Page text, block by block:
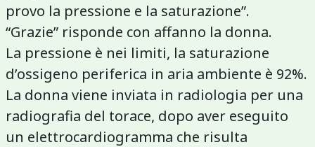
provo la pressione e la saturazione”.
“Grazie” risponde con affanno la donna.
La pressione è nei limiti, la saturazione
d’ossigeno periferica in aria ambiente è 92%.
La donna viene inviata in radiologia per una
radiografia del torace, dopo aver eseguito
un elettrocardiogramma che risulta